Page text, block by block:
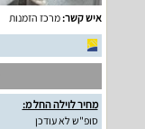
איש קשר:מרכז הזמנות
מחיר לוילה החל מ:
סופ"ש לא עודכן